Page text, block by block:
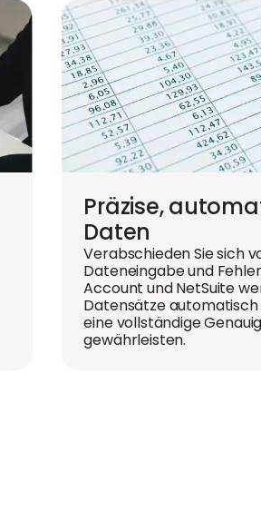
Präzise,
Daten
Verabschieden Sie sich
Dateneingabe und
Account und NetSuite
Datensätze
eine vollständige
gewährleisten.